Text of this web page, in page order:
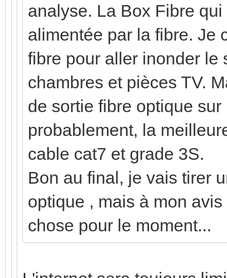
analyse. La Box Fibre
alimentée par la fibre. Je
fibre pour aller inonder le
chambres et pièces TV.
de sortie fibre optique
probablement, la
cable cat7 et grade 3S.
Bon au final, je vais tirer
optique , mais à mon
chose pour le moment...